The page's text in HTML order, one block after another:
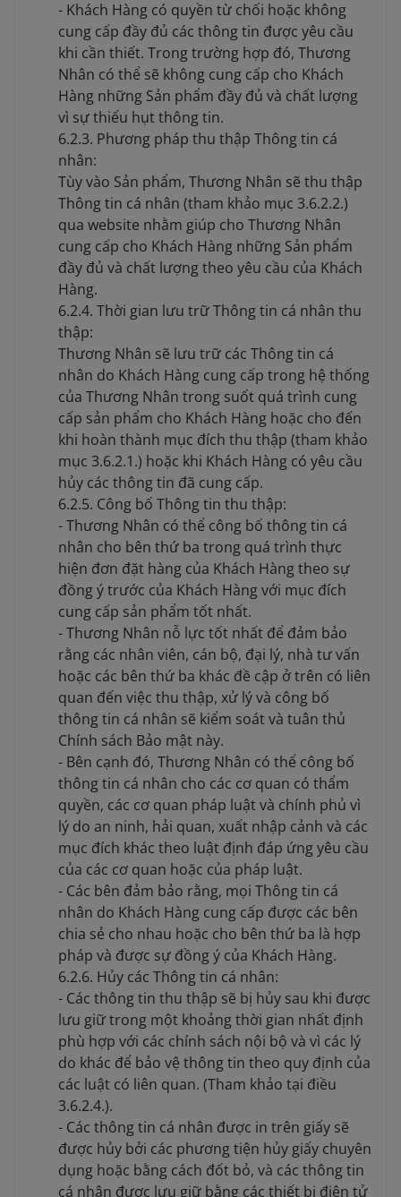
- Khách Hàng có quyền từ chối hoặc không
cung cấp đầy đủ các thông tin được yêu cầu
khi cần thiết. Trong trường hợp đó, Thương
Nhân có thể sẽ không cung cấp cho Khách
Hàng những Sản phẩm đầy đủ và chất lượng
vì sự thiếu hụt thông tin.
6.2.3. Phương pháp thu thập Thông tin cá
nhân:
Tùy vào Sản phẩm, Thương Nhân sẽ thu thập
Thông tin cá nhân (tham khảo mục 3.6.2.2.)
qua website nhằm giúp cho Thương Nhân
cung cấp cho Khách Hàng những Sản phẩm
đầy đủ và chất lượng theo yêu cầu của Khách
Hàng.
6.2.4. Thời gian lưu trữ Thông tin cá nhân thu
thập:
Thương Nhân sẽ lưu trữ các Thông tin cá
nhân do Khách Hàng cung cấp trong hệ thống
của Thương Nhân trong suốt quá trình cung
cấp sản phẩm cho Khách Hàng hoặc cho đến
khi hoàn thành mục đích thu thập (tham khảo
mục 3.6.2.1.) hoặc khi Khách Hàng có yêu cầu
hủy các thông tin đã cung cấp.
6.2.5. Công bố Thông tin thu thập:
- Thương Nhân có thể công bố thông tin cá
nhân cho bên thứ ba trong quá trình thực
hiện đơn đặt hàng của Khách Hàng theo sự
đồng ý trước của Khách Hàng với mục đích
cung cấp sản phẩm tốt nhất.
- Thương Nhân nỗ lực tốt nhất để đảm bảo
rằng các nhân viên, cán bộ, đại lý, nhà tư vấn
hoặc các bên thứ ba khác đề cập ở trên có liên
quan đến việc thu thập, xử lý và công bố
thông tin cá nhân sẽ kiểm soát và tuân thủ
Chính sách Bảo mật này.
- Bên cạnh đó, Thương Nhân có thể công bố
thông tin cá nhân cho các cơ quan có thẩm
quyền, các cơ quan pháp luật và chính phủ vì
lý do an ninh, hải quan, xuất nhập cảnh và các
mục đích khác theo luật định đáp ứng yêu cầu
của các cơ quan hoặc của pháp luật.
- Các bên đảm bảo rằng, mọi Thông tin cá
nhân do Khách Hàng cung cấp được các bên
chia sẻ cho nhau hoặc cho bên thứ ba là hợp
pháp và được sự đồng ý của Khách Hàng.
6.2.6. Hủy các Thông tin cá nhân:
- Các thông tin thu thập sẽ bị hủy sau khi được
lưu giữ trong một khoảng thời gian nhất định
phù hợp với các chính sách nội bộ và vì các lý
do khác để bảo vệ thông tin theo quy định của
các luật có liên quan. (Tham khảo tại điều
3.6.2.4.).
- Các thông tin cá nhân được in trên giấy sẽ
được hủy bởi các phương tiện hủy giấy chuyên
dụng hoặc bằng cách đốt bỏ, và các thông tin
cá nhân được lưu giữ bằng các thiết bị điện tử